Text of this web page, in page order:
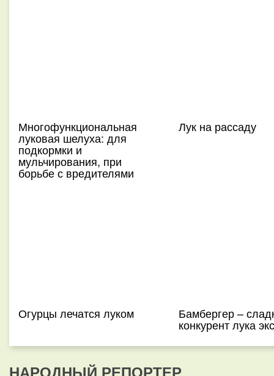
Многофункциональная
луковая шелуха: для
подкормки и
мульчирования, при
борьбе с вредителями
Лук на рассаду
Огурцы лечатся луком Бамбергер –
конкурент лука
НАРОДНЫЙ РЕПОРТЕР